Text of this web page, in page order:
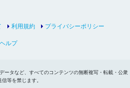
利用規約 プライバシーポリシー
ヘルプ
ータなど、すべてのコンテンツの無断複写・転載・公衆
信等を禁じます。